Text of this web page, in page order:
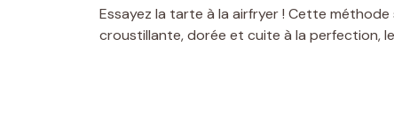
Essayez la tarte à la airfryer ! Cette
croustillante, dorée et cuite à la perfection,